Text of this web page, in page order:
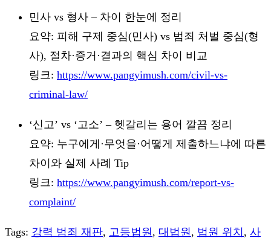
민사 vs 형사 – 차이 한눈에 정리
요약: 피해 구제 중심(민사) vs 범죄 처벌 중심(형
사), 절차·증거·결과의 핵심 차이 비교
링크: https://www.pangyimush.com/civil-vs-
criminal-law/
‘신고’ vs ‘고소’ – 헷갈리는 용어 깔끔 정리
요약: 누구에게·무엇을·어떻게 제출하느냐에 따른
차이와 실제 사례 Tip
링크: https://www.pangyimush.com/report-vs-
complaint/
Tags: 강력 범죄 재판, 고등법원 , 대법원 , 법원 위치 , 사